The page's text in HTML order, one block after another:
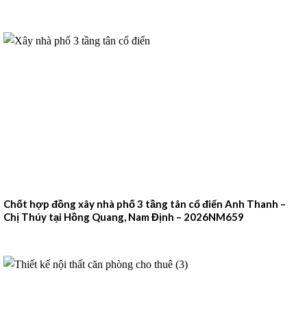
Chốt hợp đồng xây nhà phố 3 tầng tân cổ điển Anh Thanh –
Chị Thúy tại Hồng Quang, Nam Định – 2026NM659